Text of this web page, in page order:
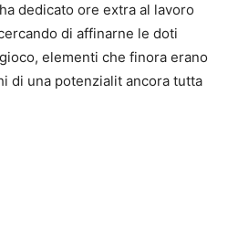
dedicato ore extra al lavoro
di affinarne le doti
elementi che finora erano
di una potenzialit ancora tutta